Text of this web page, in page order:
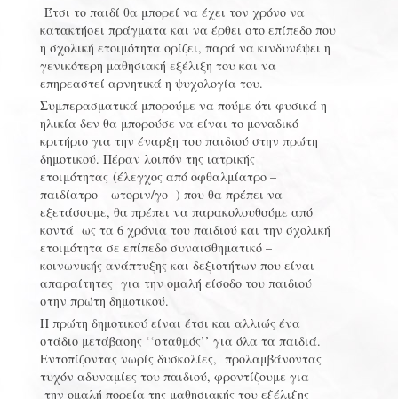
Έτσι το παιδί θα μπορεί να έχει τον χρόνο να
κατακτήσει πράγματα και να έρθει στο επίπεδο που
η σχολική ετοιμότητα ορίζει, παρά να κινδυνέψει η
γενικότερη μαθησιακή εξέλιξη του και να
επηρεαστεί αρνητικά η ψυχολογία του.
Συμπερασματικά μπορούμε να πούμε ότι φυσικά η
ηλικία δεν θα μπορούσε να είναι το μοναδικό
κριτήριο για την έναρξη του παιδιού στην πρώτη
δημοτικού. Πέραν λοιπόν της ιατρικής
ετοιμότητας (έλεγχος από οφθαλμίατρο –
παιδίατρο – ωτοριν/γο ) που θα πρέπει να
εξετάσουμε, θα πρέπει να παρακολουθούμε από
κοντά ως τα 6 χρόνια του παιδιού και την σχολική
ετοιμότητα σε επίπεδο συναισθηματικό –
κοινωνικής ανάπτυξης και δεξιοτήτων που είναι
απαραίτητες για την ομαλή είσοδο του παιδιού
στην πρώτη δημοτικού.
Η πρώτη δημοτικού είναι έτσι και αλλιώς ένα
στάδιο μετάβασης ‘‘σταθμός’’ για όλα τα παιδιά.
Eντοπίζοντας νωρίς δυσκολίες, προλαμβάνοντας
τυχόν αδυναμίες του παιδιού, φροντίζουμε για
την ομαλή πορεία της μαθησιακής του εξέλιξης